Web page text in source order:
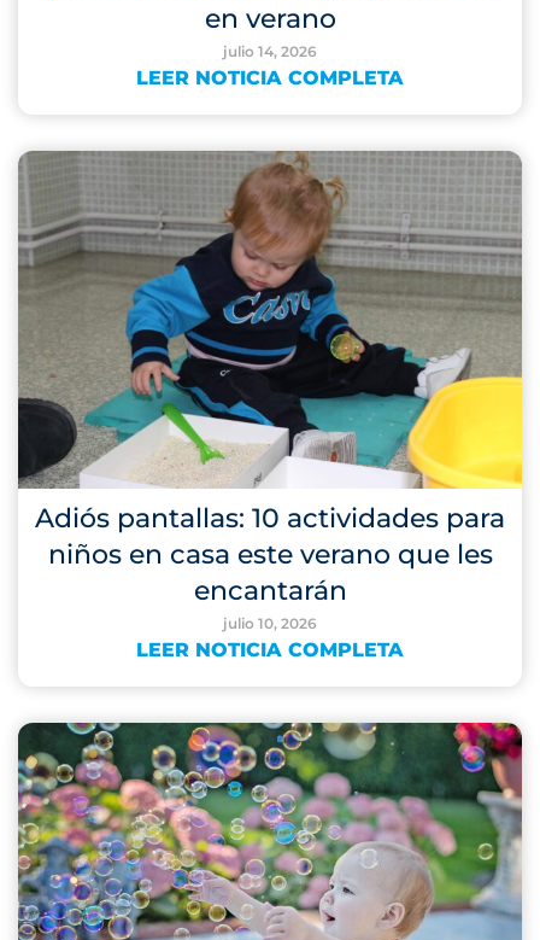
en verano
julio 14, 2026
LEER NOTICIA COMPLETA
Adiós pantallas: 10 actividades para
niños en casa este verano que les
encantarán
julio 10, 2026
LEER NOTICIA COMPLETA